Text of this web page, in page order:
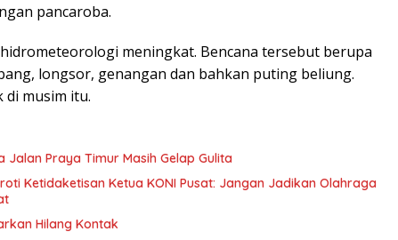
pancaroba.
meningkat. Bencana tersebut berupa
longsor, genangan dan bahkan puting beliung.
musim itu.
Praya Timur Masih Gelap Gulita
Ketidaketisan Ketua KONI Pusat: Jangan Jadikan Olahraga
Hilang Kontak